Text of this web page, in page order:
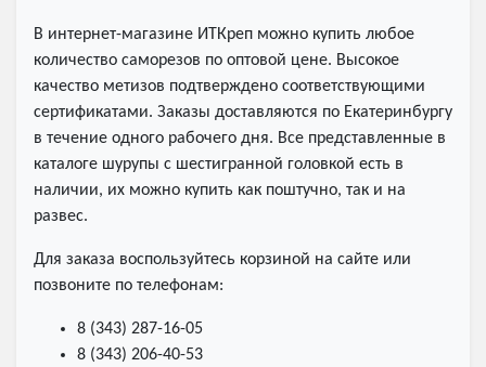
В интернет-магазине ИТКреп можно купить любое
количество саморезов по оптовой цене. Высокое
качество метизов подтверждено соответствующими
сертификатами. Заказы доставляются по Екатеринбургу
в течение одного рабочего дня. Все представленные в
каталоге шурупы с шестигранной головкой есть в
наличии, их можно купить как поштучно, так и на
развес.
Для заказа воспользуйтесь корзиной на сайте или
позвоните по телефонам:
8 (343) 287-16-05
8 (343) 206-40-53